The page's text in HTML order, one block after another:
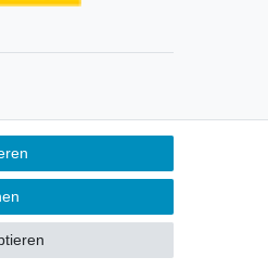
Beschreibung.